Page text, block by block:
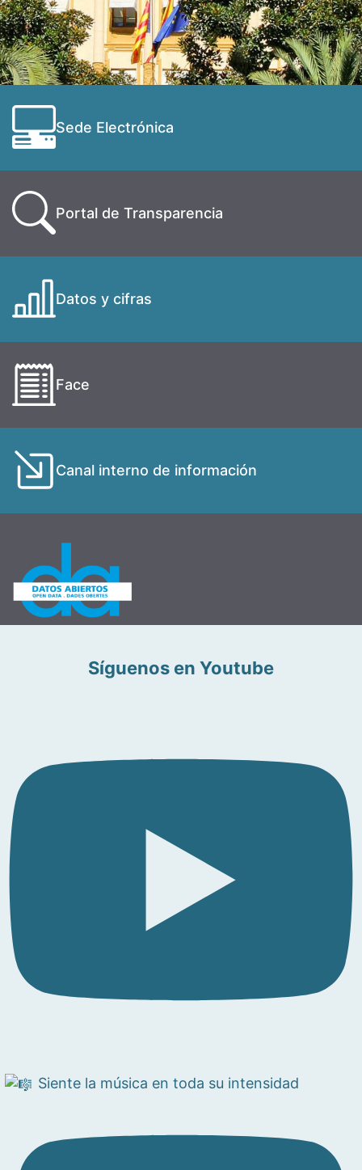
Sede Electrónica
Portal de Transparencia
Datos y cifras
Face
Canal interno de información
Síguenos en Youtube
Siente la música en toda su intensidad